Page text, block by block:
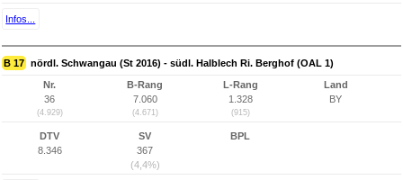
Infos...
B 17 nördl. Schwangau (St 2016) - südl. Halblech Ri. Berghof (OAL 1)
Nr.
36
(4.929)
B-Rang
7.060
(4.671)
L-Rang
1.328
(915)
Land
BY
DTV
8.346
SV
367
(4,4%)
BPL